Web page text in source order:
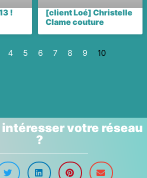
!
[client Loé] Christelle
Clame couture
4 5 6 7 8 9 10
votre réseau
?